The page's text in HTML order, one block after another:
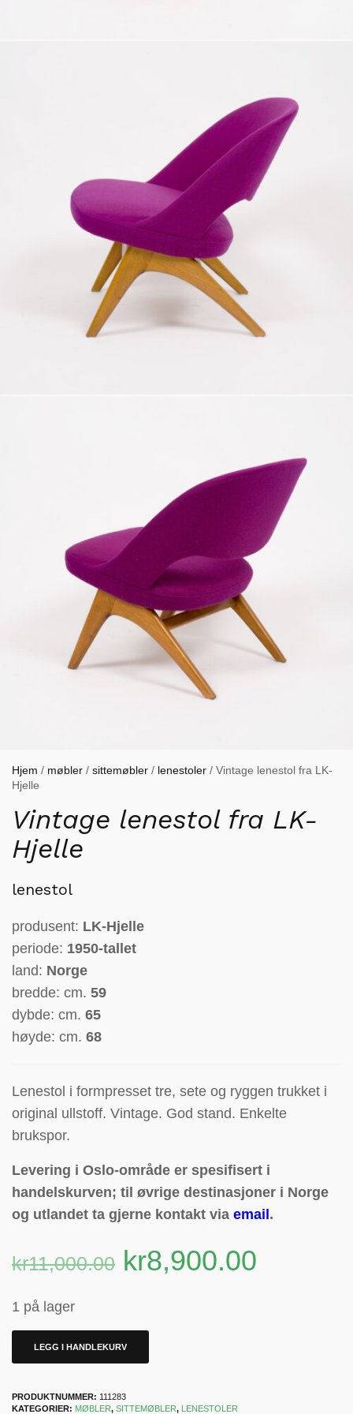
Hjem / møbler / sittemøbler / lenestoler / Vintage lenestol fra LK-
Hjelle
Vintage lenestol fra LK-
Hjelle
lenestol
produsent: LK-Hjelle
periode: 1950-tallet
land: Norge
bredde: cm. 59
dybde: cm. 65
høyde: cm. 68
Lenestol i formpresset tre, sete og ryggen trukket i
original ullstoff. Vintage. God stand. Enkelte
brukspor.
Levering i Oslo-område er spesifisert i
handelskurven; til øvrige destinasjoner i Norge
og utlandet ta gjerne kontakt via email .
kr11,000.00 kr8,900.00
1 på lager
LEGG I HANDLEKURV
PRODUKTNUMMER: 111283
KATEGORIER: MØBLER, SITTEMØBLER, LENESTOLER